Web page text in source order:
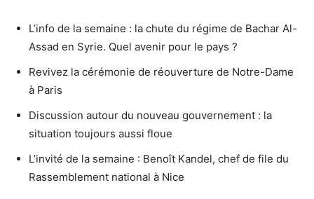
L’info de la semaine : la chute du régime de Bachar Al-
Assad en Syrie. Quel avenir pour le pays ?
Revivez la cérémonie de réouverture de Notre-Dame
à Paris
Discussion autour du nouveau gouvernement : la
situation toujours aussi floue
L’invité de la semaine : Benoît Kandel, chef de file du
Rassemblement national à Nice